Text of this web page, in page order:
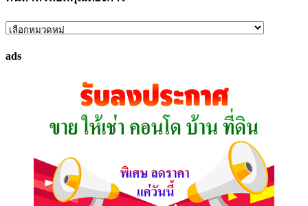
ค้นหา
ที่
ads